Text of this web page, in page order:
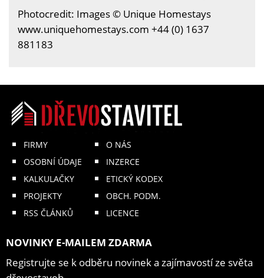
Photocredit: Images © Unique Homestays
www.uniquehomestays.com +44 (0) 1637
881183
FIRMY
OSOBNÍ ÚDAJE
KALKULAČKY
PROJEKTY
RSS ČLÁNKŮ
O NÁS
INZERCE
ETICKÝ KODEX
OBCH. PODM.
LICENCE
NOVINKY E-MAILEM ZDARMA
Registrujte se k odběru novinek a zajímavostí ze světa